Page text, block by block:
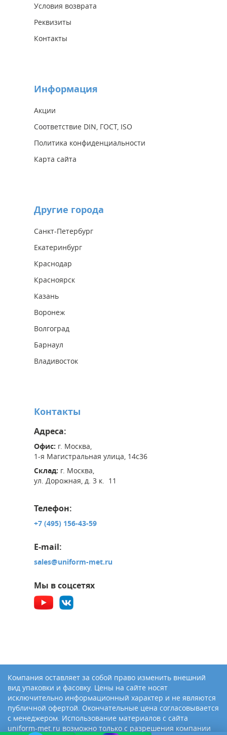
Условия возврата
Реквизиты
Контакты
Информация
Акции
Соответствие DIN, ГОСТ, ISO
Политика конфиденциальности
Карта сайта
Другие города
Санкт-Петербург
Екатеринбург
Краснодар
Красноярск
Казань
Воронеж
Волгоград
Барнаул
Владивосток
Контакты
Адреса:
Офис: г. Москва,
1-я Магистральная улица, 14с36
Склад: г. Москва,
ул. Дорожная, д. 3 к. 11
Телефон:
+7 (495) 156-43-59
E-mail:
sales@uniform-met.ru
Мы в соцсетях
Компания оставляет за собой право изменить внешний
вид упаковки и фасовку. Цены на сайте носят
исключительно информационный характер и не являются
публичной офертой. Окончательные цена согласовывается
с менеджером. Использование материалов с сайта
uniform-met.ru возможно только с разрешения компании